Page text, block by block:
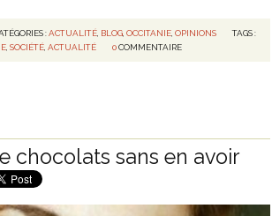
:ACTUALITÉ, BLOG, OCCITANIE, OPINIONS
TAGS :
,SOCIÉTÉ ,ACTUALITÉ 0 COMMENTAIRE
chocolats sans en avoir